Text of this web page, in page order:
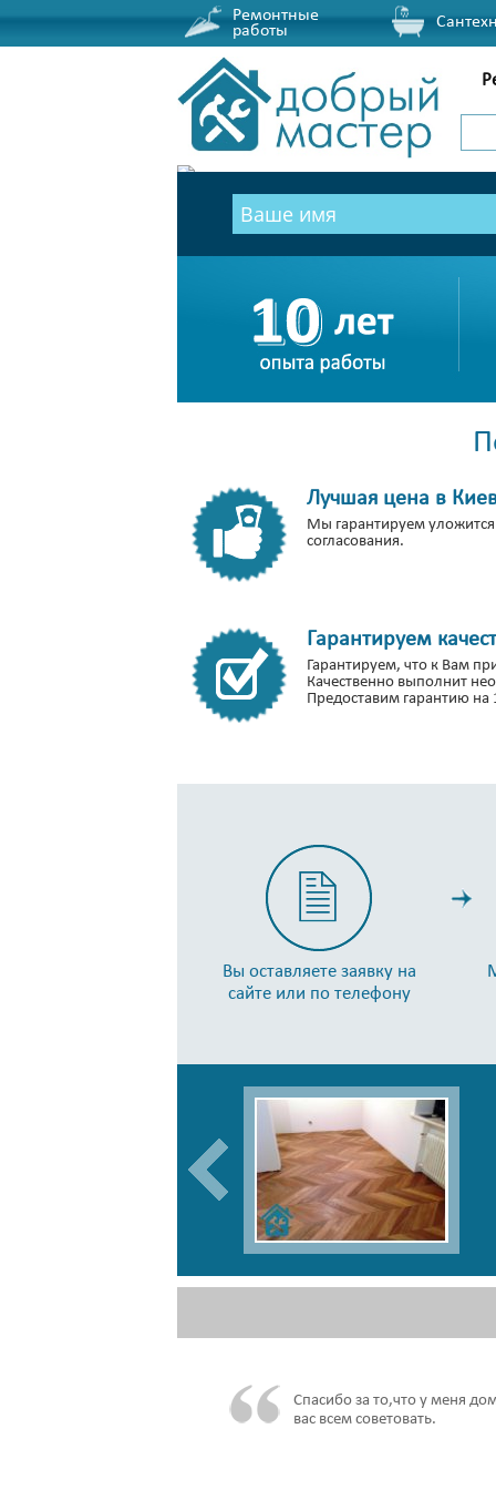
Ремонтные
работы
Лучшая цена в
Мы гарантируем
согласования.
Гарантируем
Гарантируем, что к Вам
Качественно выполнит
Предоставим гарантию на
Вы оставляете заявку на
сайте или по телефону
Спасибо за то,что у меня
вас всем советовать.